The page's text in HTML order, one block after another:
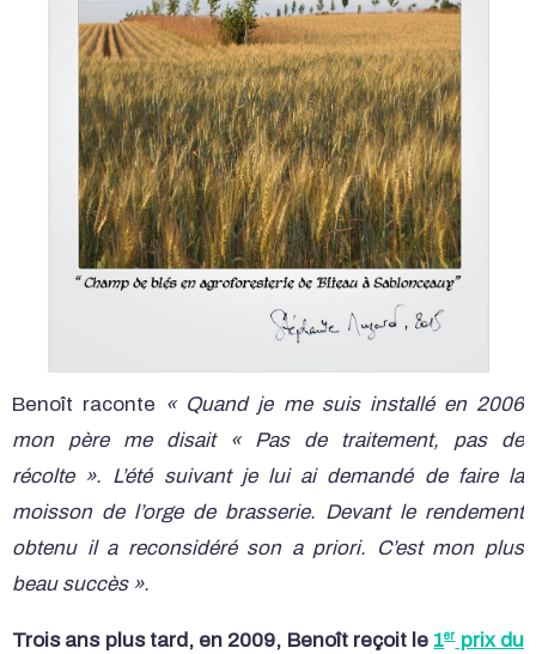
Benoît raconte « Quand je me suis installé en 2006
mon père me disait « Pas de traitement, pas de
récolte ». L’été suivant je lui ai demandé de faire la
moisson de l’orge de brasserie. Devant le rendement
obtenu il a reconsidéré son a priori. C’est mon plus
beau succès ».
Trois ans plus tard, en 2009, Benoît reçoit le 1erprix du